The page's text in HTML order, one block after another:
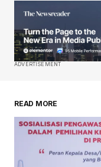
ADVERTISEMENT
READ MORE